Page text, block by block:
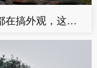
豆车一分钟：所有SUV都在搞外观，这车却偏偏一直整越野？